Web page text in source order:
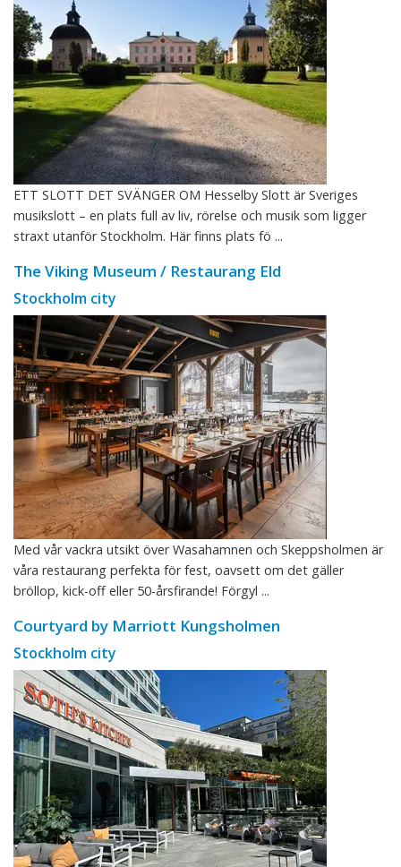
ETT SLOTT DET SVÄNGER OM Hesselby Slott är Sveriges
musikslott – en plats full av liv, rörelse och musik som ligger
straxt utanför Stockholm. Här finns plats fö ...
The Viking Museum / Restaurang Eld
Stockholm city
Med vår vackra utsikt över Wasahamnen och Skeppsholmen är
våra restaurang perfekta för fest, oavsett om det gäller
bröllop, kick-off eller 50-årsfirande! Förgyl ...
Courtyard by Marriott Kungsholmen
Stockholm city